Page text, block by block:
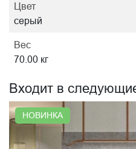
Цвет
серый
Вес
70.00 кг
Входит в
НОВИНКА